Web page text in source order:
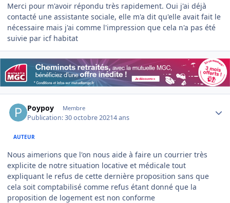
Merci pour m'avoir répondu très rapidement. Oui j'ai déjà
contacté une assistante sociale, elle m'a dit qu'elle avait fait le
nécessaire mais j'ai comme l'impression que cela n'a pas été
suivie par icf habitat
Poypoy Membre
Publication:30 octobre 20214 ans
AUTEUR
Nous aimerions que l'on nous aide à faire un courrier très
explicite de notre situation locative et médicale tout
expliquant le refus de cette dernière proposition sans que
cela soit comptabilisé comme refus étant donné que la
proposition de logement est non conforme